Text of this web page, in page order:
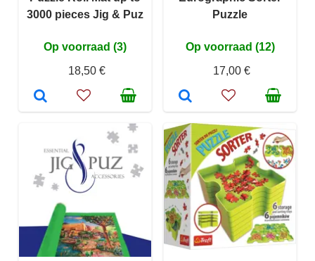
3000 pieces Jig & Puz
Op voorraad (3)
18,50 €
Puzzle
Op voorraad (12)
17,00 €